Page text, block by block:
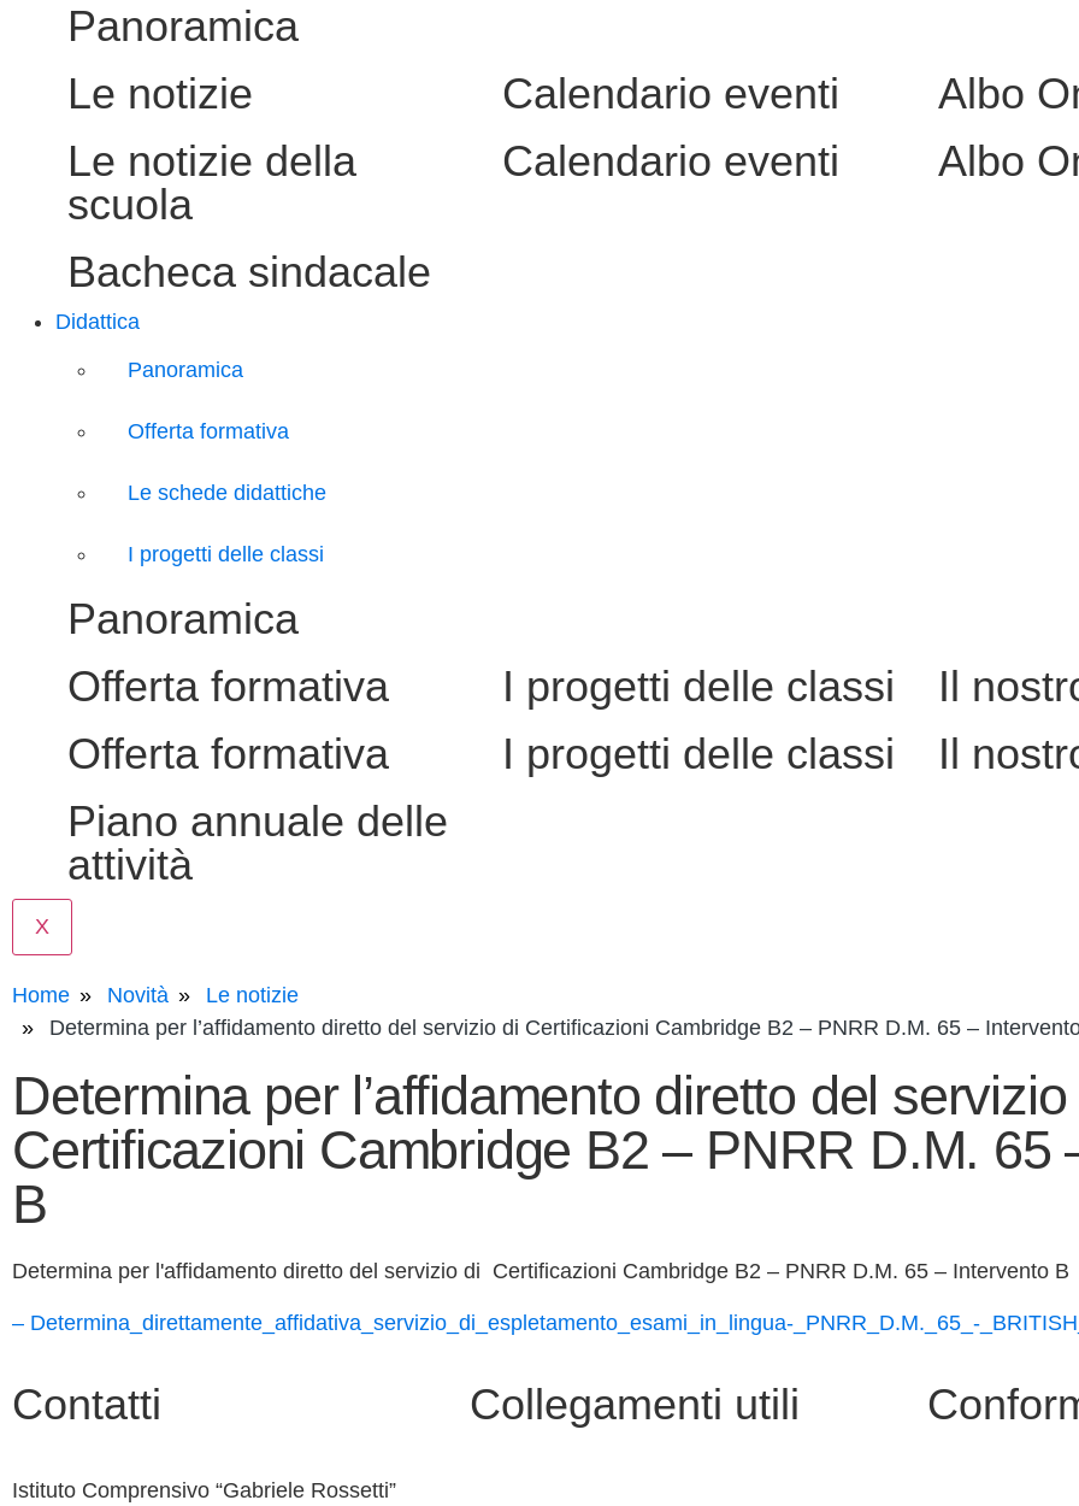
Panoramica
Le notizie
Le notizie della
scuola
Bacheca sindacale
Calendario eventi
Calendario eventi
Albo
Albo
Didattica
Panoramica
Offerta formativa
Le schede didattiche
I progetti delle classi
Panoramica
Offerta formativa
Offerta formativa
Piano annuale delle
attività
I progetti delle classi
I progetti delle classi
Il
Il
X
Home Novità
Le notizie
Determina per l’affidamento diretto del servizio di Certificazioni Cambridge B2 – PNRR D.M. 65 –
Determina per l’affidamento diretto del servizio
Certificazioni Cambridge B2 – PNRR D.M. 65
B
Determina per l'affidamento diretto del servizio di Certificazioni Cambridge B2 – PNRR D.M. 65 – Intervento B
– Determina_direttamente_affidativa_servizio_di_espletamento_esami_in_lingua-_PNRR_D.M._65_-
Contatti
Istituto Comprensivo “Gabriele Rossetti”
Collegamenti utili